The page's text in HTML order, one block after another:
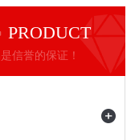
PRODUCT
信誉的保证！